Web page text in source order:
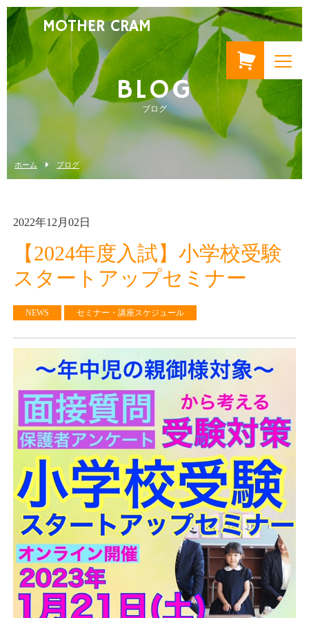
MOTHER CRAM
BLOG
ブログ
ホーム ブログ
2022年12月02日
【2024年度入試】小学校受験
スタートアップセミナー
NEWS セミナー・講座スケジュール